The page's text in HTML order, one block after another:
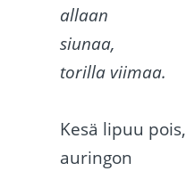
allaan
siunaa,
torilla viimaa.
Kesä lipuu pois,
auringon